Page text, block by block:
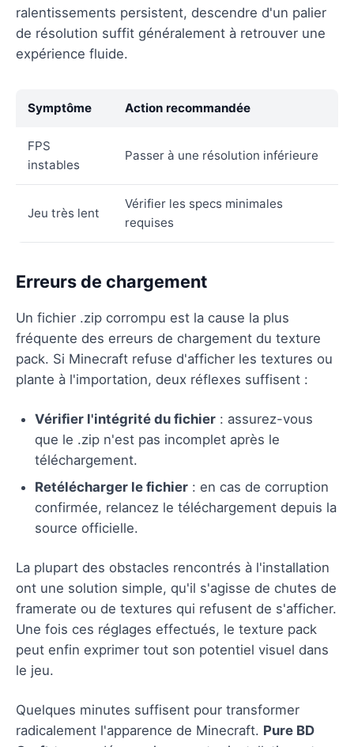
ralentissements persistent, descendre d'un palier
de résolution suffit généralement à retrouver une
expérience fluide.
Symptôme Action recommandée
FPS
instables
Passer à une résolution inférieure
Jeu très lent
Vérifier les specs minimales
requises
Erreurs de chargement
Un fichier .zip corrompu est la cause la plus
fréquente des erreurs de chargement du texture
pack. Si Minecraft refuse d'afficher les textures ou
plante à l'importation, deux réflexes suffisent :
Vérifier l'intégrité du fichier : assurez-vous
que le .zip n'est pas incomplet après le
téléchargement.
Retélécharger le fichier : en cas de corruption
confirmée, relancez le téléchargement depuis la
source officielle.
La plupart des obstacles rencontrés à l'installation
ont une solution simple, qu'il s'agisse de chutes de
framerate ou de textures qui refusent de s'afficher.
Une fois ces réglages effectués, le texture pack
peut enfin exprimer tout son potentiel visuel dans
le jeu.
Quelques minutes suffisent pour transformer
radicalement l'apparence de Minecraft. Pure BD